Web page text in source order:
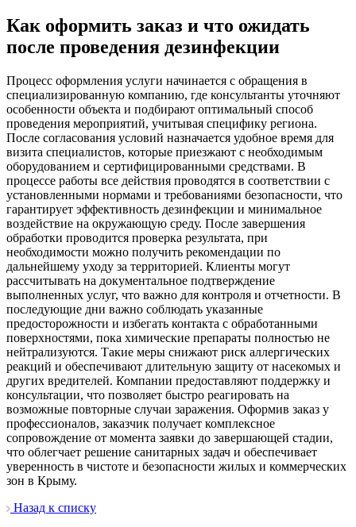
Как оформить заказ и что ожидать
после проведения дезинфекции
Процесс оформления услуги начинается с обращения в
специализированную компанию, где консультанты уточняют
особенности объекта и подбирают оптимальный способ
проведения мероприятий, учитывая специфику региона.
После согласования условий назначается удобное время для
визита специалистов, которые приезжают с необходимым
оборудованием и сертифицированными средствами. В
процессе работы все действия проводятся в соответствии с
установленными нормами и требованиями безопасности, что
гарантирует эффективность дезинфекции и минимальное
воздействие на окружающую среду. После завершения
обработки проводится проверка результата, при
необходимости можно получить рекомендации по
дальнейшему уходу за территорией. Клиенты могут
рассчитывать на документальное подтверждение
выполненных услуг, что важно для контроля и отчетности. В
последующие дни важно соблюдать указанные
предосторожности и избегать контакта с обработанными
поверхностями, пока химические препараты полностью не
нейтрализуются. Такие меры снижают риск аллергических
реакций и обеспечивают длительную защиту от насекомых и
других вредителей. Компании предоставляют поддержку и
консультации, что позволяет быстро реагировать на
возможные повторные случаи заражения. Оформив заказ у
профессионалов, заказчик получает комплексное
сопровождение от момента заявки до завершающей стадии,
что облегчает решение санитарных задач и обеспечивает
уверенность в чистоте и безопасности жилых и коммерческих
зон в Крыму.
Назад к списку